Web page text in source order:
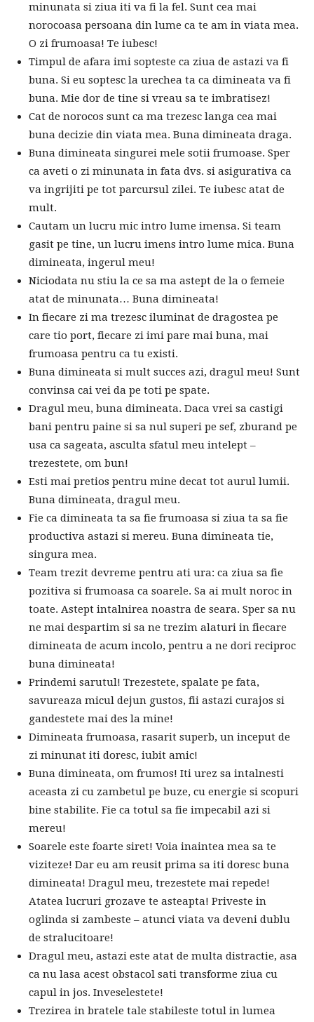
minunata si ziua iti va fi la fel. Sunt cea mai
norocoasa persoana din lume ca te am in viata mea.
O zi frumoasa! Te iubesc!
Timpul de afara imi sopteste ca ziua de astazi va fi
buna. Si eu soptesc la urechea ta ca dimineata va fi
buna. Mie dor de tine si vreau sa te imbratisez!
Cat de norocos sunt ca ma trezesc langa cea mai
buna decizie din viata mea. Buna dimineata draga.
Buna dimineata singurei mele sotii frumoase. Sper
ca aveti o zi minunata in fata dvs. si asigurativa ca
va ingrijiti pe tot parcursul zilei. Te iubesc atat de
mult.
Cautam un lucru mic intro lume imensa. Si team
gasit pe tine, un lucru imens intro lume mica. Buna
dimineata, ingerul meu!
Niciodata nu stiu la ce sa ma astept de la o femeie
atat de minunata… Buna dimineata!
In fiecare zi ma trezesc iluminat de dragostea pe
care tio port, fiecare zi imi pare mai buna, mai
frumoasa pentru ca tu existi.
Buna dimineata si mult succes azi, dragul meu! Sunt
convinsa cai vei da pe toti pe spate.
Dragul meu, buna dimineata. Daca vrei sa castigi
bani pentru paine si sa nul superi pe sef, zburand pe
usa ca sageata, asculta sfatul meu intelept –
trezestete, om bun!
Esti mai pretios pentru mine decat tot aurul lumii.
Buna dimineata, dragul meu.
Fie ca dimineata ta sa fie frumoasa si ziua ta sa fie
productiva astazi si mereu. Buna dimineata tie,
singura mea.
Team trezit devreme pentru ati ura: ca ziua sa fie
pozitiva si frumoasa ca soarele. Sa ai mult noroc in
toate. Astept intalnirea noastra de seara. Sper sa nu
ne mai despartim si sa ne trezim alaturi in fiecare
dimineata de acum incolo, pentru a ne dori reciproc
buna dimineata!
Prindemi sarutul! Trezestete, spalate pe fata,
savureaza micul dejun gustos, fii astazi curajos si
gandestete mai des la mine!
Dimineata frumoasa, rasarit superb, un inceput de
zi minunat iti doresc, iubit amic!
Buna dimineata, om frumos! Iti urez sa intalnesti
aceasta zi cu zambetul pe buze, cu energie si scopuri
bine stabilite. Fie ca totul sa fie impecabil azi si
mereu!
Soarele este foarte siret! Voia inaintea mea sa te
viziteze! Dar eu am reusit prima sa iti doresc buna
dimineata! Dragul meu, trezestete mai repede!
Atatea lucruri grozave te asteapta! Priveste in
oglinda si zambeste – atunci viata va deveni dublu
de stralucitoare!
Dragul meu, astazi este atat de multa distractie, asa
ca nu lasa acest obstacol sati transforme ziua cu
capul in jos. Inveselestete!
Trezirea in bratele tale stabileste totul in lumea